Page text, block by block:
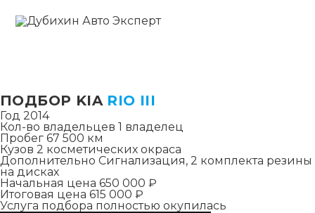
ПОДБОР KIA RIO III
Год 2014
Кол-во владельцев 1 владелец
Пробег 67 500 км
Кузов 2 косметических окраса
Дополнительно Сигнализация, 2 комплекта резины
на дисках
Начальная цена 650 000 ₽
Итоговая цена 615 000 ₽
Услуга подбора полностью окупилась